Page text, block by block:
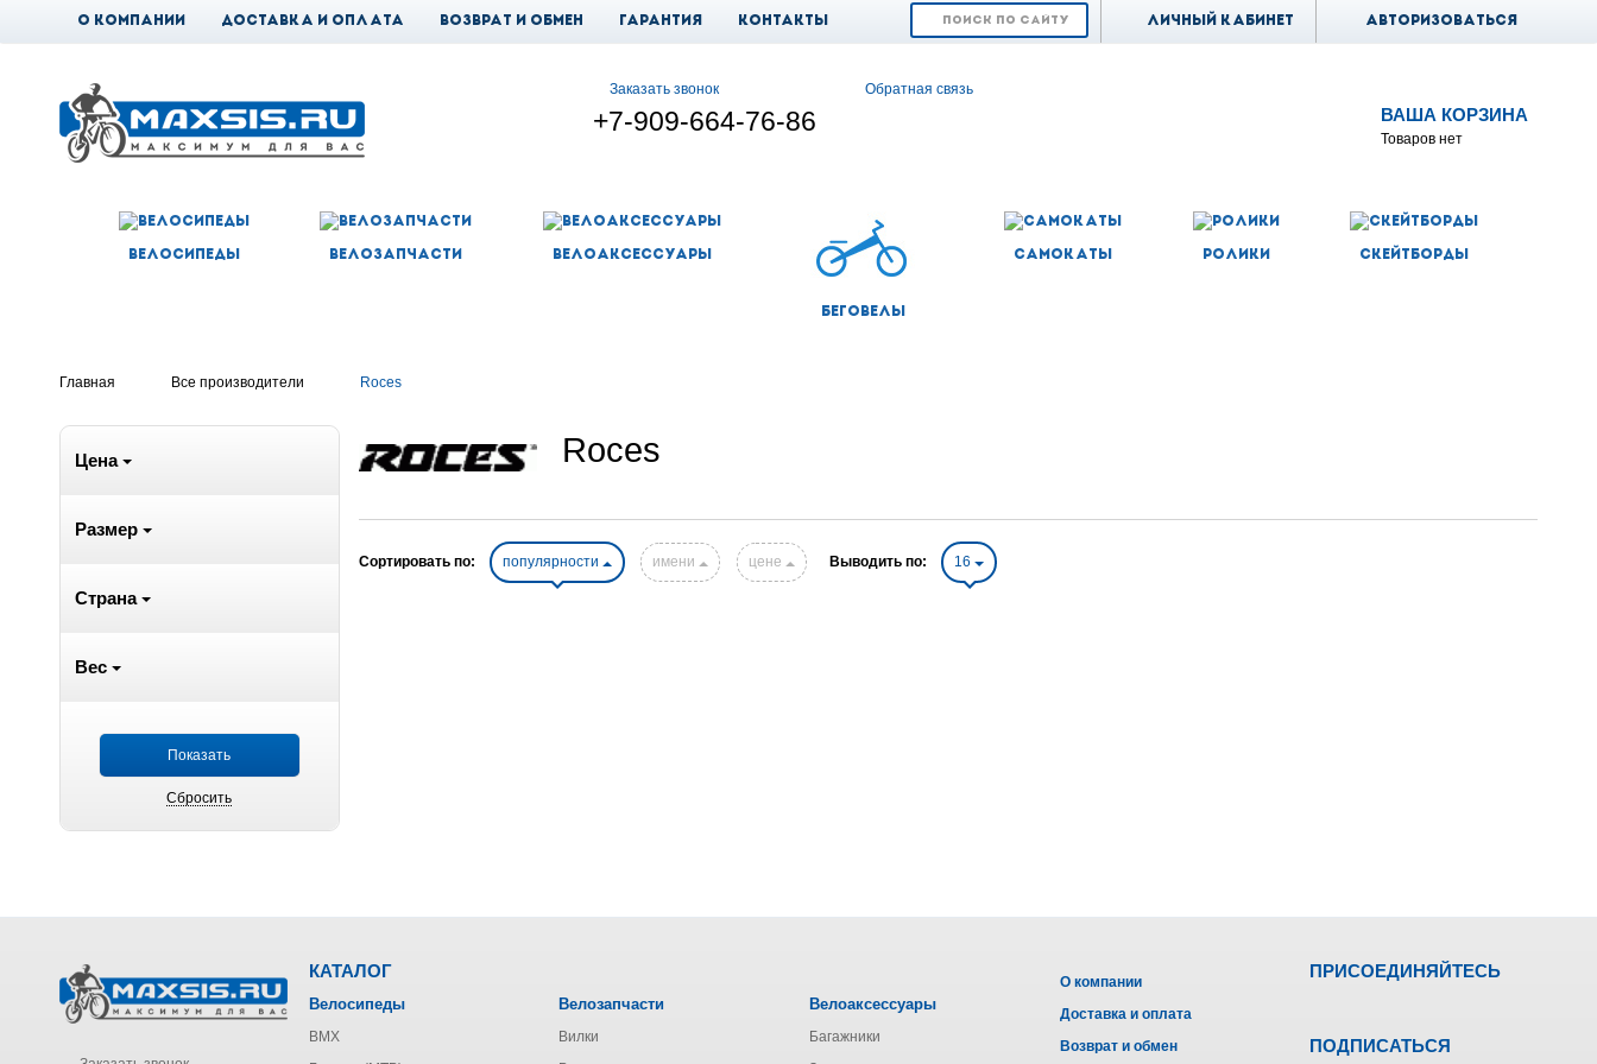
Личный кабинет Авторизоваться
О компании Доставка и оплата Возврат и обмен Гарантия Контакты
ВАША КОРЗИНА
Товаров нет
Заказать звонок
+7-909-664-76-86
Обратная связь
Велосипеды Велозапчасти Велоаксессуары
Беговелы
Самокаты Ролики Скейтборды
Главная Все производители Roces
Цена
Размер
Страна
Вес
Roces
Сортировать по: популярности имени цене Выводить по: 16
КАТАЛОГ
Велосипеды
BMX
Велозапчасти
Вилки
Велоаксессуары
Багажники
О компании
Доставка и оплата
Возврат и обмен
ПРИСОЕДИНЯЙТЕСЬ
ПОДПИСАТЬСЯ